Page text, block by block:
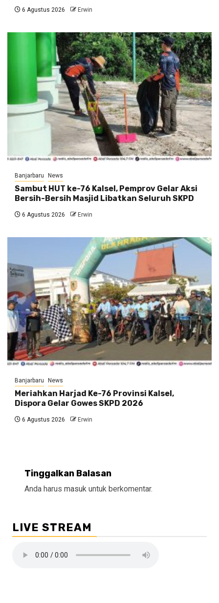
6 Agustus 2026 Erwin
Banjarbaru News
Sambut HUT ke-76 Kalsel, Pemprov Gelar Aksi
Bersih-Bersih Masjid Libatkan Seluruh SKPD
6 Agustus 2026 Erwin
Banjarbaru News
Meriahkan Harjad Ke-76 Provinsi Kalsel,
Dispora Gelar Gowes SKPD 2026
6 Agustus 2026 Erwin
Tinggalkan Balasan
Anda harus masuk untuk berkomentar.
LIVE STREAM